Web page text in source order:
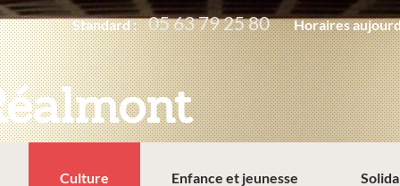
Standard : 05 63 79 25 80 Horaires
Culture Enfance et jeunesse